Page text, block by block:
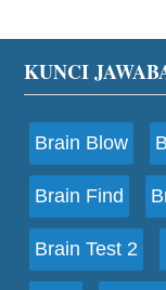
Footer
KUNCI
Brain Blow
Brain Find
Brain Test 2